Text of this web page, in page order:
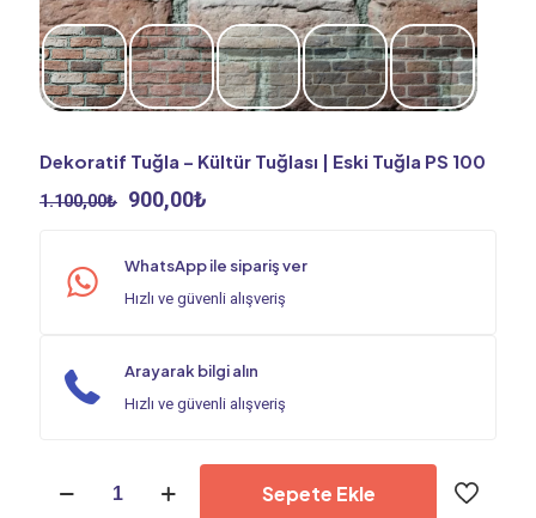
Dekoratif Tuğla – Kültür Tuğlası | Eski Tuğla PS 100
1.100,00₺ Orijinal
900,00₺
900,00₺.
WhatsApp ile sipariş ver
Hızlı ve güvenli alışveriş
Arayarak bilgi alın
Hızlı ve güvenli alışveriş
Tuğla
Sepete Ekle